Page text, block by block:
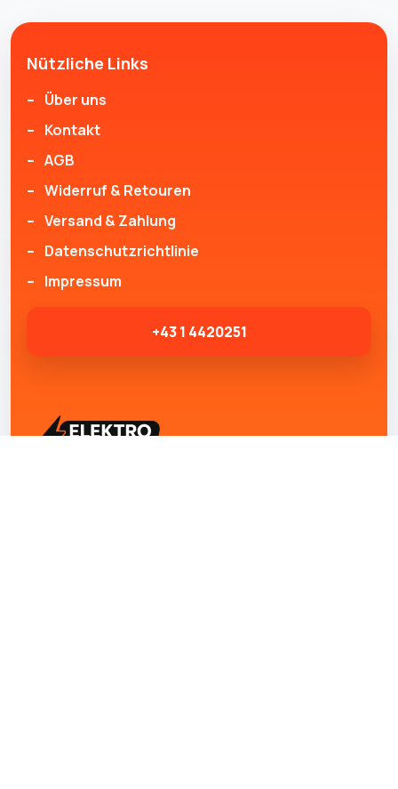
Nützliche Links
Über uns
Kontakt
AGB
Widerruf & Retouren
Versand & Zahlung
Datenschutzrichtlinie
Impressum
+43 1 4420251